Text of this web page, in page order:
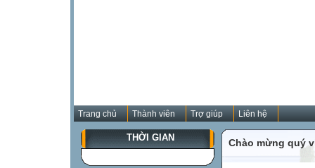
Trang chủ Thành viên Trợ giúp Liên hệ
THỜI GIAN Chào mừng quý